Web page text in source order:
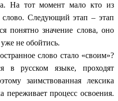
На тот момент мало кто из
Следующий этап – этап
понятно значение слова, оно
уже не обойтись.
слово стало «своим»?
в русском языке, проходят
заимствованная лексика
переживает процесс освоения.